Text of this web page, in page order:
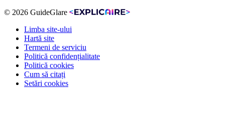
© 2026 GuideGlare
Limba site-ului
Hartă site
Termeni de serviciu
Politică confidențialitate
Politică cookies
Cum să citați
Setări cookies